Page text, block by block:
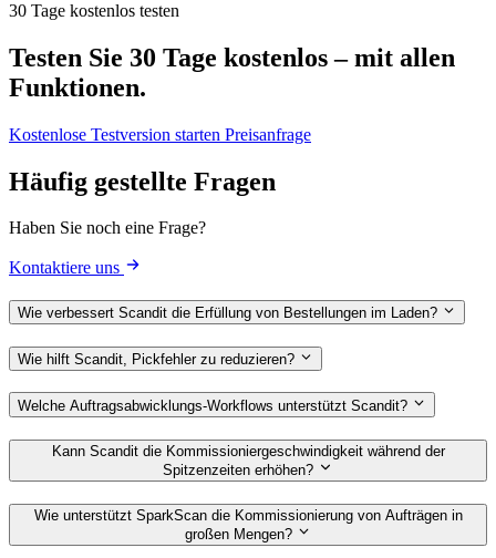
30 Tage kostenlos testen
Testen Sie 30 Tage kostenlos – mit allen
Funktionen.
Kostenlose Testversion starten Preisanfrage
Häufig gestellte Fragen
Haben Sie noch eine Frage?
Kontaktiere uns
Wie verbessert Scandit die Erfüllung von Bestellungen im Laden?
Wie hilft Scandit, Pickfehler zu reduzieren?
Welche Auftragsabwicklungs-Workflows unterstützt Scandit?
Kann Scandit die Kommissioniergeschwindigkeit während der
Spitzenzeiten erhöhen?
Wie unterstützt SparkScan die Kommissionierung von Aufträgen in
großen Mengen?